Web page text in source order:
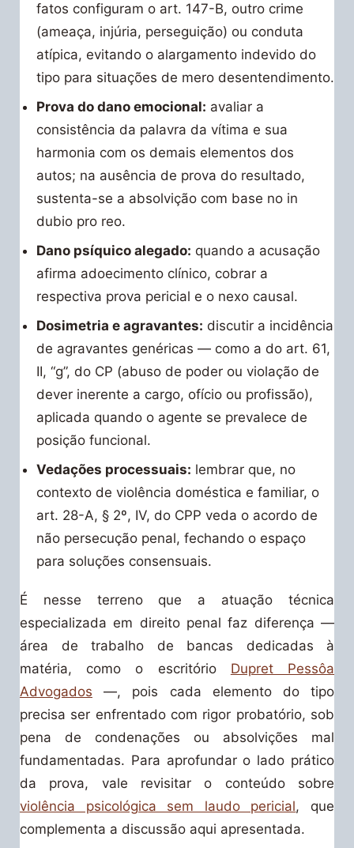
fatos configuram o art. 147-B, outro crime
(ameaça, injúria, perseguição) ou conduta
atípica, evitando o alargamento indevido do
tipo para situações de mero desentendimento.
Prova do dano emocional: avaliar a
consistência da palavra da vítima e sua
harmonia com os demais elementos dos
autos; na ausência de prova do resultado,
sustenta-se a absolvição com base no in
dubio pro reo.
Dano psíquico alegado: quando a acusação
afirma adoecimento clínico, cobrar a
respectiva prova pericial e o nexo causal.
Dosimetria e agravantes: discutir a incidência
de agravantes genéricas — como a do art. 61,
II, “g”, do CP (abuso de poder ou violação de
dever inerente a cargo, ofício ou profissão),
aplicada quando o agente se prevalece de
posição funcional.
Vedações processuais: lembrar que, no
contexto de violência doméstica e familiar, o
art. 28-A, § 2º, IV, do CPP veda o acordo de
não persecução penal, fechando o espaço
para soluções consensuais.
É nesse terreno que a atuação técnica
especializada em direito penal faz diferença —
área de trabalho de bancas dedicadas à
matéria, como o escritório Dupret Pessôa
Advogados —, pois cada elemento do tipo
precisa ser enfrentado com rigor probatório, sob
pena de condenações ou absolvições mal
fundamentadas. Para aprofundar o lado prático
da prova, vale revisitar o conteúdo sobre
violência psicológica sem laudo pericial, que
complementa a discussão aqui apresentada.